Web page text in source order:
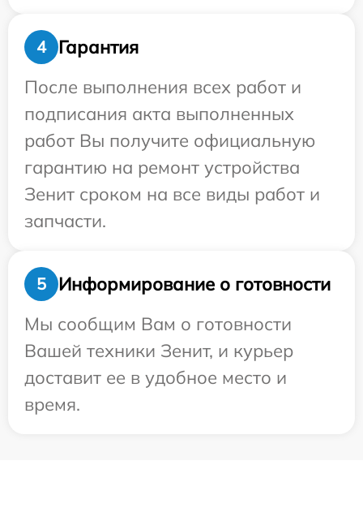
4
Гарантия
После выполнения всех работ и
подписания акта выполненных
работ Вы получите официальную
гарантию на ремонт устройства
Зенит сроком на все виды работ и
запчасти.
5
Информирование о готовности
Мы сообщим Вам о готовности
Вашей техники Зенит, и курьер
доставит ее в удобное место и
время.